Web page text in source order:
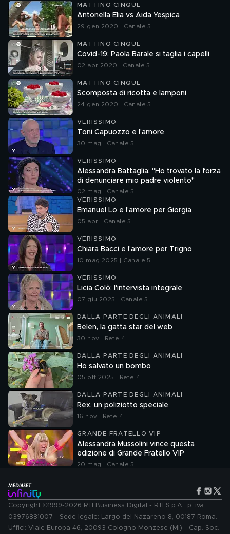
MATTINO CINQUE
Antonella Elia vs Aida Yespica
29 gen 2020 | Canale 5
MATTINO CINQUE
Covid-19: Paola Barale si taglia i capelli
02 apr 2020 | Canale 5
MATTINO CINQUE
Scomposta di ricotta e lamponi
24 gen 2020 | Canale 5
VERISSIMO
Toni Capuozzo e l'amore
30 mag | Canale 5
VERISSIMO
Alessandra Battaglia: "Ho trovato la forza
di denunciare mio padre violento"
02 mag | Canale 5
VERISSIMO
Emanuel Lo e l'amore per Giorgia
05 apr | Canale 5
VERISSIMO
Chiara Bacci e l'amore per Trigno
10 mag 2025 | Canale 5
VERISSIMO
Licia Colò: l'intervista integrale
07 giu 2025 | Canale 5
DALLA PARTE DEGLI ANIMALI
Belen, la gatta star del web
30 nov | Rete 4
DALLA PARTE DEGLI ANIMALI
Ho salvato un bombo
05 ott 2025 | Rete 4
DALLA PARTE DEGLI ANIMALI
Rex, un poliziotto speciale
16 nov | Rete 4
GRANDE FRATELLO VIP
Alessandra Mussolini vince questa
edizione di Grande Fratello VIP
20 mag | Canale 5
Copyright ©1999-2026 RTI Business Digital - RTI S.p.A.: p. iva
03976881007 - Sede legale: Largo del Nazareno 8, 00187 Roma.
Uffici: Viale Europa 46, 20093 Cologno Monzese (MI) - Cap. Soc.